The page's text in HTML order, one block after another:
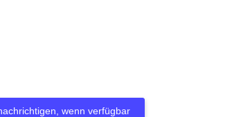
wenn verfügbar